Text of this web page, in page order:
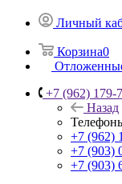
Личный
Корзина0
+7 (962) 179-
Назад
+7 (962)
+7 (903)
+7 (903)